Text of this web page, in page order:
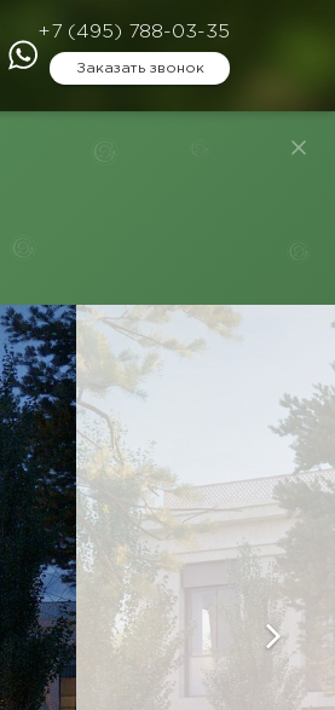
+7 (495) 788-03-35
Заказать звонок